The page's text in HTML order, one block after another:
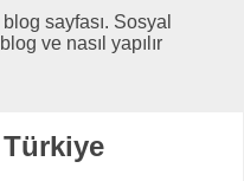
sayfası. Sosyal
ve nasıl yapılır